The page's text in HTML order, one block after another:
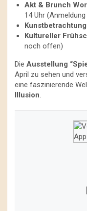
Akt & Brunch
14 Uhr
Kunstbetrachtung
Kultureller
noch offen)
Die Ausstellung
April zu sehen und
eine faszinierende
Illusion.